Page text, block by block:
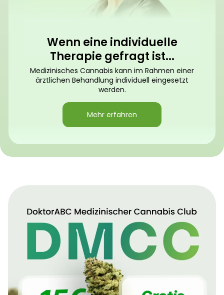
Wenn eine individuelle
Therapie gefragt ist...
Medizinisches Cannabis kann im Rahmen einer
ärztlichen Behandlung individuell eingesetzt
werden.
Mehr erfahren